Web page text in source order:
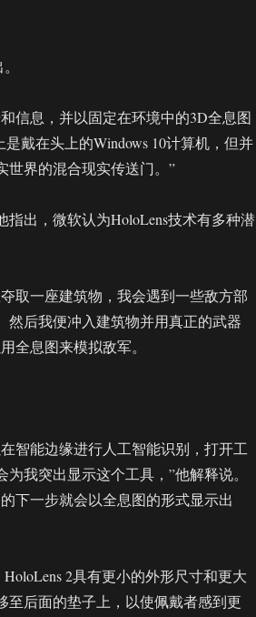
信息，并以固定在环境中的3D全息图
戴在头上的Windows 10计算机，但并
世界的混合现实传送门。”
指出，微软认为HoloLens技术有多种潜
取一座建筑物，我会遇到一些敌方部
然后我便冲入建筑物并用真正的武器
全息图来模拟敌军。
智能边缘进行人工智能识别，打开工
我突出显示这个工具，”他解释说。
下一步就会以全息图的形式显示出
2具有更小的外形尺寸和更大
至后面的垫子上，以使佩戴者感到更